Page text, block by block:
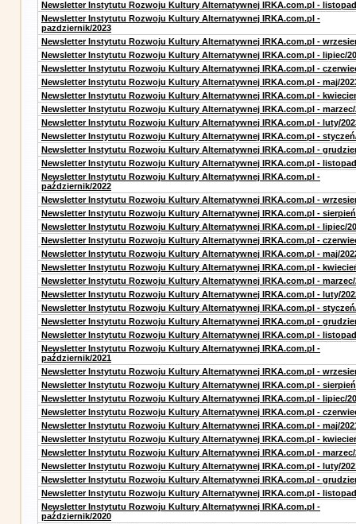
Newsletter Instytutu Rozwoju Kultury Alternatywnej IRKA.com.pl -
Newsletter Instytutu Rozwoju Kultury Alternatywnej IRKA.com.pl -
pazdziernik/2023
Newsletter Instytutu Rozwoju Kultury Alternatywnej IRKA.com.pl -
Newsletter Instytutu Rozwoju Kultury Alternatywnej IRKA.com.pl - lipiec/
Newsletter Instytutu Rozwoju Kultury Alternatywnej IRKA.com.pl -
Newsletter Instytutu Rozwoju Kultury Alternatywnej IRKA.com.pl - maj/
Newsletter Instytutu Rozwoju Kultury Alternatywnej IRKA.com.pl -
Newsletter Instytutu Rozwoju Kultury Alternatywnej IRKA.com.pl - marzec/
Newsletter Instytutu Rozwoju Kultury Alternatywnej IRKA.com.pl - luty/
Newsletter Instytutu Rozwoju Kultury Alternatywnej IRKA.com.pl -
Newsletter Instytutu Rozwoju Kultury Alternatywnej IRKA.com.pl -
Newsletter Instytutu Rozwoju Kultury Alternatywnej IRKA.com.pl -
Newsletter Instytutu Rozwoju Kultury Alternatywnej IRKA.com.pl -
październik/2022
Newsletter Instytutu Rozwoju Kultury Alternatywnej IRKA.com.pl -
Newsletter Instytutu Rozwoju Kultury Alternatywnej IRKA.com.pl -
Newsletter Instytutu Rozwoju Kultury Alternatywnej IRKA.com.pl - lipiec/
Newsletter Instytutu Rozwoju Kultury Alternatywnej IRKA.com.pl -
Newsletter Instytutu Rozwoju Kultury Alternatywnej IRKA.com.pl - maj/
Newsletter Instytutu Rozwoju Kultury Alternatywnej IRKA.com.pl -
Newsletter Instytutu Rozwoju Kultury Alternatywnej IRKA.com.pl - marzec/
Newsletter Instytutu Rozwoju Kultury Alternatywnej IRKA.com.pl - luty/
Newsletter Instytutu Rozwoju Kultury Alternatywnej IRKA.com.pl -
Newsletter Instytutu Rozwoju Kultury Alternatywnej IRKA.com.pl -
Newsletter Instytutu Rozwoju Kultury Alternatywnej IRKA.com.pl -
Newsletter Instytutu Rozwoju Kultury Alternatywnej IRKA.com.pl -
październik/2021
Newsletter Instytutu Rozwoju Kultury Alternatywnej IRKA.com.pl -
Newsletter Instytutu Rozwoju Kultury Alternatywnej IRKA.com.pl -
Newsletter Instytutu Rozwoju Kultury Alternatywnej IRKA.com.pl - lipiec/
Newsletter Instytutu Rozwoju Kultury Alternatywnej IRKA.com.pl -
Newsletter Instytutu Rozwoju Kultury Alternatywnej IRKA.com.pl - maj/
Newsletter Instytutu Rozwoju Kultury Alternatywnej IRKA.com.pl -
Newsletter Instytutu Rozwoju Kultury Alternatywnej IRKA.com.pl - marzec/
Newsletter Instytutu Rozwoju Kultury Alternatywnej IRKA.com.pl - luty/
Newsletter Instytutu Rozwoju Kultury Alternatywnej IRKA.com.pl -
Newsletter Instytutu Rozwoju Kultury Alternatywnej IRKA.com.pl -
Newsletter Instytutu Rozwoju Kultury Alternatywnej IRKA.com.pl -
październik/2020